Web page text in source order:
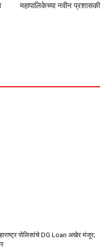
महापालिकेच्या नवीन
पोलिसांचे DG Loan अखेर मंजूर;